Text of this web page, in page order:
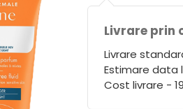
Livrare prin
Livrare
Estimare data
Cost livrare -